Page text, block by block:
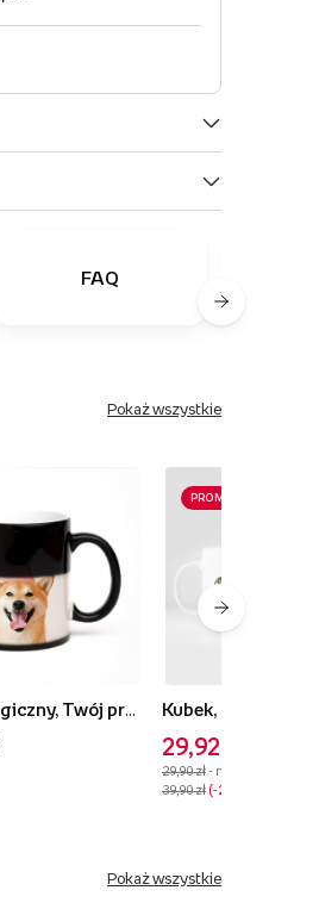
FAQ
Pokaż wszystkie
PROMOCJA
29,92 zł
29,90 zł- najniższa cena
39,90 zł -25%
Pokaż wszystkie